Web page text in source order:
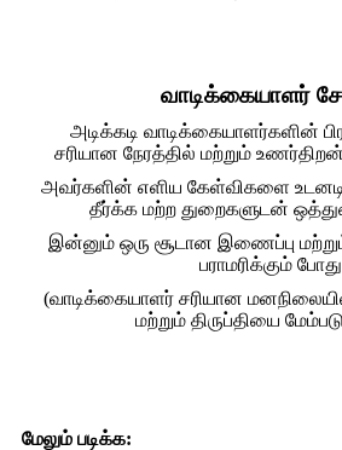
வாடிக்கையாளர்
அடிக்கடி வாடிக்கையாளர்களின்
சரியான நேரத்தில் மற்றும்
அவர்களின் எளிய கேள்விகளை
தீர்க்க மற்ற துறைகளுடன்
இன்னும் ஒரு சூடான இணைப்பு
பராமரிக்கும் போது
(வாடிக்கையாளர் சரியான
மற்றும் திருப்தியை
மேலும் படிக்க: